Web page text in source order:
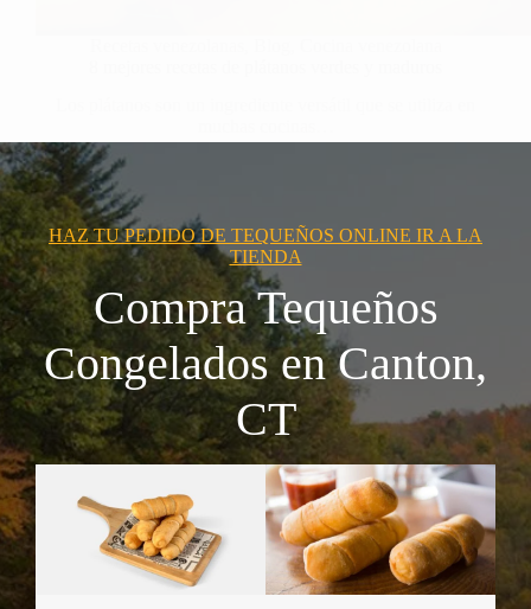
HAZ TU PEDIDO DE TEQUEÑOS ONLINE IR A LA
TIENDA
Compra Tequeños
Congelados en Canton,
CT